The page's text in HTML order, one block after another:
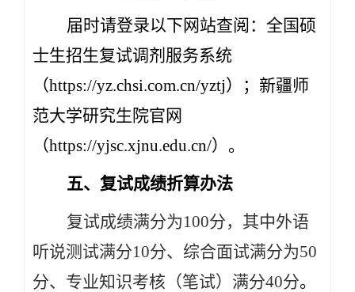
届时请登录以下网站查阅：全国硕
士生招生复试调剂服务系统
（https://yz.chsi.com.cn/yztj）；新疆师
范大学研究生院官网
（https://yjsc.xjnu.edu.cn/）。
五、复试成绩折算办法
复试成绩满分为100分，其中外语
听说测试满分10分、综合面试满分为50
分、专业知识考核（笔试）满分40分。